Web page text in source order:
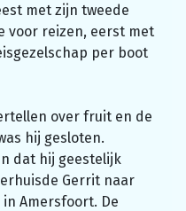
met zijn tweede
voor reizen, eerst met
per boot
over fruit en de
hij gesloten.
dat hij geestelijk
Gerrit naar
Amersfoort. De